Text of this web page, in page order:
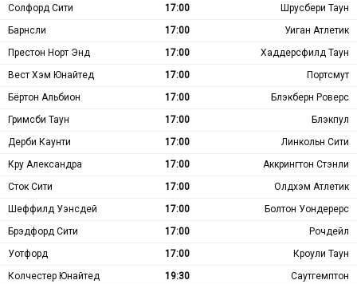
Солфорд Сити
17:00
Шрусбери Таун
Барнсли
17:00
Уиган Атлетик
Престон Норт Энд
17:00
Хаддерсфилд Таун
Вест Хэм Юнайтед
17:00
Портсмут
Бёртон Альбион
17:00
Блэкберн Роверс
Гримсби Таун
17:00
Блэкпул
Дерби Каунти
17:00
Линкольн Сити
Кру Александра
17:00
Аккрингтон Стэнли
Сток Сити
17:00
Олдхэм Атлетик
Шеффилд Уэнсдей
17:00
Болтон Уондерерс
Брэдфорд Сити
17:00
Рочдейл
Уотфорд
17:00
Кроули Таун
Колчестер Юнайтед
19:30
Саутгемптон